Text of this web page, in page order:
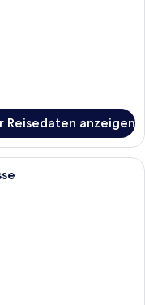
Reisedaten anzeigen
mit Bett,